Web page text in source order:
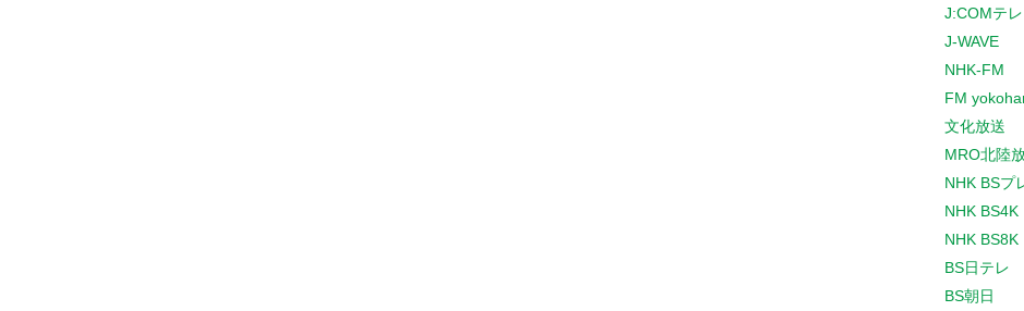
J:COMテ
J-WAVE
NHK-FM
FM
文化放送
MRO北陸
NHK BSプ
NHK BS4K
NHK BS8K
BS日テレ
BS朝日